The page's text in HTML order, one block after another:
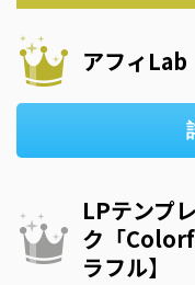
アフィLab
LPテンプ
ク「
ラフル】